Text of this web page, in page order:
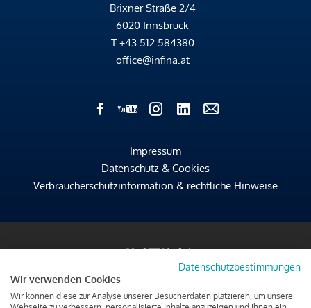
Brixner Straße 2/4
6020 Innsbruck
T +43 512 584380
office@infina.at
Impressum
Datenschutz & Cookies
Verbraucherschutzinformation & rechtliche Hinweise
Datenschutzbestimmungen
Wir verwenden Cookies
Wir können diese zur Analyse unserer Besucherdaten platzieren, um unsere